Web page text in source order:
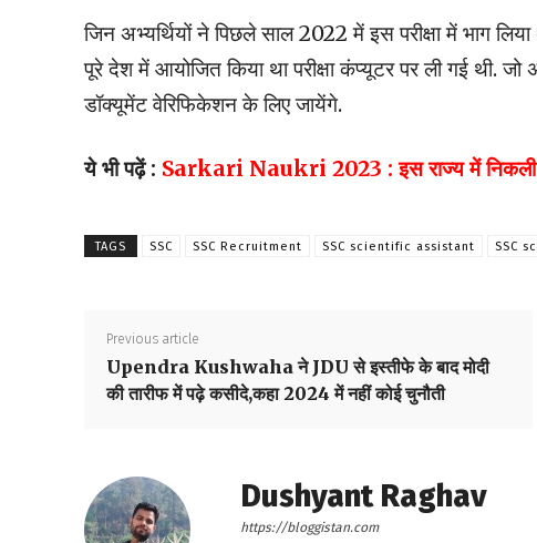
जिन अभ्यर्थियों ने पिछले साल 2022 में इस परीक्षा में भाग
पूरे देश में आयोजित किया था परीक्षा कंप्यूटर पर ली गई थी. जो
डॉक्यूमेंट वेरिफिकेशन के लिए जायेंगे.
ये भी पढ़ें : Sarkari Naukri 2023 : इस राज्य में निकली
TAGS SSC SSC Recruitment SSC scientific assistant SSC
Previous article
Upendra Kushwaha ने JDU से इस्तीफे के बाद मोदी
की तारीफ में पढ़े कसीदे,कहा 2024 में नहीं कोई चुनौती
Dushyant Raghav
https://bloggistan.com